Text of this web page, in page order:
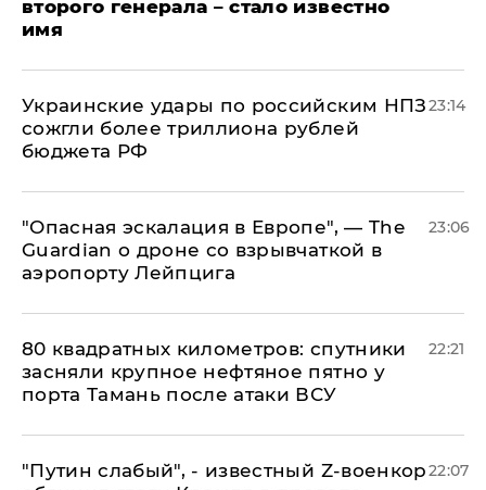
второго генерала – стало известно
имя
Украинские удары по российским НПЗ
сожгли более триллиона рублей
бюджета РФ
23:14
"Опасная эскалация в Европе", — The
Guardian о дроне со взрывчаткой в
аэропорту Лейпцига
23:06
80 квадратных километров: спутники
засняли крупное нефтяное пятно у
порта Тамань после атаки ВСУ
22:21
​"Путин слабый", - известный Z-военкор22:07